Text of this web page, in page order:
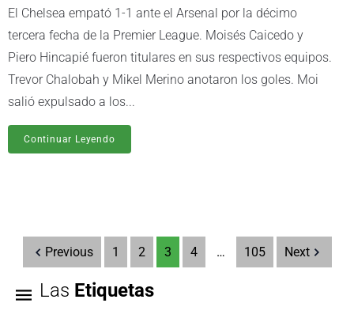
El Chelsea empató 1-1 ante el Arsenal por la décimo
tercera fecha de la Premier League. Moisés Caicedo y
Piero Hincapié fueron titulares en sus respectivos equipos.
Trevor Chalobah y Mikel Merino anotaron los goles. Moi
salió expulsado a los...
Continuar Leyendo
Previous 1 2 3 4 … 105 Next
Las Etiquetas